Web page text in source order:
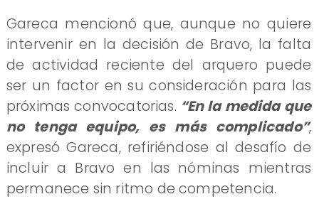
Gareca mencionó que, aunque no quiere
intervenir en la decisión de Bravo, la falta
de actividad reciente del arquero puede
ser un factor en su consideración para las
próximas convocatorias. “En la medida que
no tenga equipo, es más complicado”,
expresó Gareca, refiriéndose al desafío de
incluir a Bravo en las nóminas mientras
permanece sin ritmo de competencia.